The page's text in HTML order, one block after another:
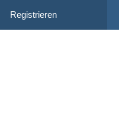
Registrieren